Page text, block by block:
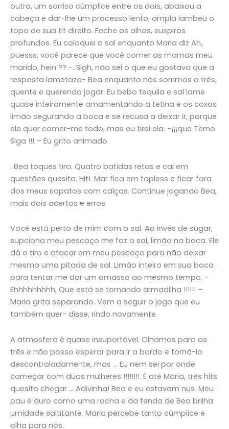
outro, um sorriso cúmplice entre os dois, abaixou a
cabeça e dar-lhe um processo lento, ampla lambeu o
topo de sua tit direito. Feche os olhos, suspiros
profundos. Eu coloquei o sal enquanto Maria diz Ah,
puesss, você parece que você comer as mamas meu
marido, hein ?? -. Sigh, não sei o que eu gostava que a
resposta lametazo- Bea enquanto nós sorrimos a três,
quente e querendo jogar. Eu bebo tequila e sal lame
quase inteiramente amamentando a tetina e os coxos
limão segurando a boca e se recusa a deixar ir, porque
ele quer comer-me todo, mas eu tirei ela. -¡¡¡que Terno
Siga !!! – Eu grito animado
. Bea toques tiro. Quatro batidas retas e cai em
questões quesito. Hit!. Mar fica em topless e ficar fora
dos meus sapatos com calças. Continue jogando Bea,
mais dois acertos e erros.
Você está perto de mim com o sal. Ao invés de sugar,
supciona meu pescoço me faz o sal, limão na boca. Ele
dá o tiro e atacar em meu pescoço para não deixar
mesmo uma pitada de sal. Limão inteiro em sua boca
para tentar me dar um amasso ao mesmo tempo. -
Ehhhhhhhhh, Que está se tornando armadilha !!!!!! –
Maria grita separando. Vem a seguir o jogo que eu
também quer- disse, rindo novamente.
A atmosfera é quase insuportável. Olhamos para os
três e não posso esperar para ir a bordo e torná-lo
descontroladamente, mas … Eu nem sei por onde
começar com duas mulheres !!!!!!!!. É até Maria, três hits
quesito chegar … Adivinha! Bea e eu estavam nus. Meu
pau é duro como uma rocha e da fenda de Bea brilha
umidade saltitante. Maria percebe tanto cúmplice e
olha para nós.